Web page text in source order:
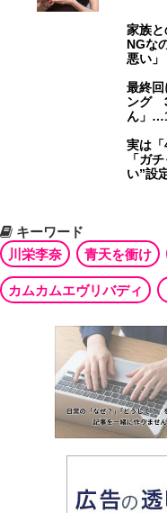
家族
NGな
悪い」
最終
ング
ん」
実は
「ガ
い”設
キーワード
川栄李奈
青天を衝け
カムカムエヴリバディ